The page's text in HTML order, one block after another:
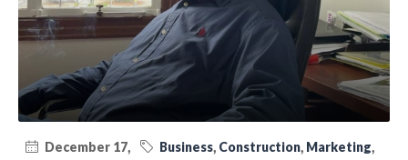
December 17,
Business, Construction, Marketing,